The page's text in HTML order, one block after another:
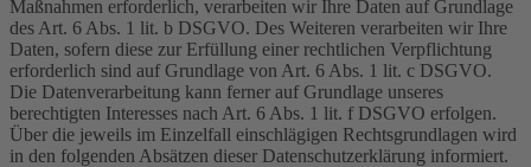
Maßnahmen erforderlich, verarbeiten wir Ihre Daten auf Grundlage
des Art. 6 Abs. 1 lit. b DSGVO. Des Weiteren verarbeiten wir Ihre
Daten, sofern diese zur Erfüllung einer rechtlichen Verpflichtung
erforderlich sind auf Grundlage von Art. 6 Abs. 1 lit. c DSGVO.
Die Datenverarbeitung kann ferner auf Grundlage unseres
berechtigten Interesses nach Art. 6 Abs. 1 lit. f DSGVO erfolgen.
Über die jeweils im Einzelfall einschlägigen Rechtsgrundlagen wird
in den folgenden Absätzen dieser Datenschutzerklärung informiert.